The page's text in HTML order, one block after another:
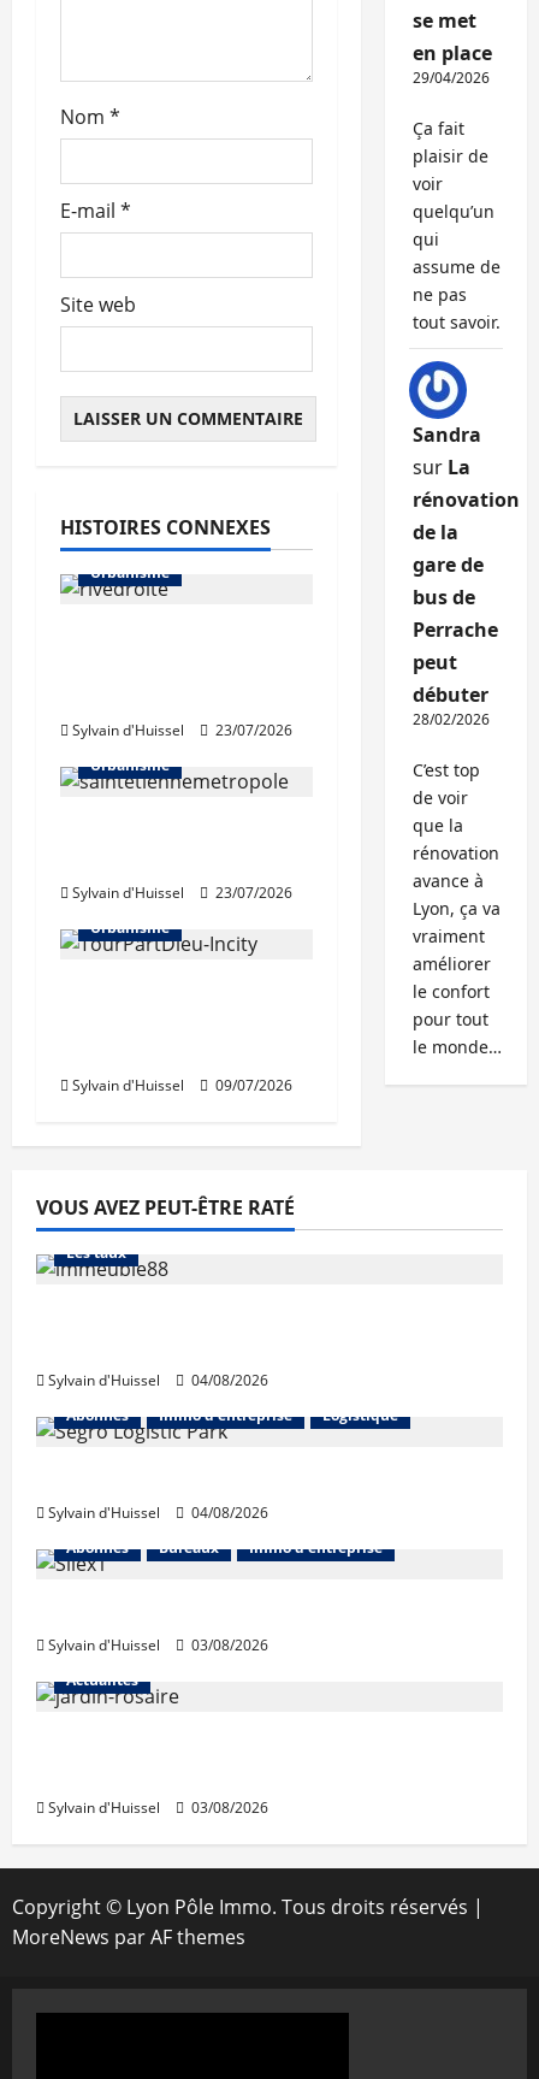
l
Nom *
E-mail *
Site web
HISTOIRES CONNEXES
Urbanisme
Sylvain d'Huissel
23/07/2026
Urbanisme
Sylvain d'Huissel
23/07/2026
Urbanisme
Sylvain d'Huissel 09/07/2026
se met
en place
29/04/2026
Ça fait
plaisir de
voir
quelqu’un
qui
assume de
ne pas
tout savoir.
Sandra
sur La
rénovation
de la
gare de
bus de
Perrache
peut
débuter
28/02/2026
C’est top
de voir
que la
rénovation
avance à
Lyon, ça va
vraiment
améliorer
le confort
pour tout
le monde…
VOUS AVEZ PEUT-ÊTRE RATÉ
Abonnés Financement
L'avis des courtiers
Les taux
Sylvain d'Huissel
04/08/2026
Abonnés
Immo d'entreprise Logistique
Sylvain d'Huissel
04/08/2026
Abonnés
Bureaux Immo d'entreprise
Sylvain d'Huissel
03/08/2026
Actualités
Sylvain d'Huissel 03/08/2026
Copyright © Lyon Pôle Immo. Tous droits réservés |
MoreNews par AF themes